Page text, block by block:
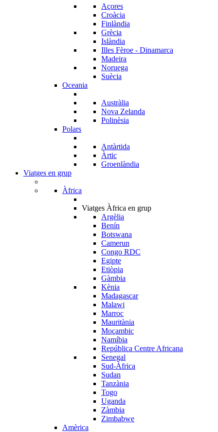
Açores
Croàcia
Finlàndia
Grècia
Islàndia
Illes Fèroe - Dinamarca
Madeira
Noruega
Suècia
Oceania
Austràlia
Nova Zelanda
Polinèsia
Polars
Antàrtida
Àrtic
Groenlàndia
Viatges en grup
Àfrica
Viatges Àfrica en grup
Argèlia
Benín
Botswana
Camerun
Congo RDC
Egipte
Etiòpia
Gàmbia
Kènia
Madagascar
Malawi
Marroc
Mauritània
Moçambic
Namíbia
República Centre Africana
Senegal
Sud-Àfrica
Sudan
Tanzània
Togo
Uganda
Zàmbia
Zimbabwe
Amèrica